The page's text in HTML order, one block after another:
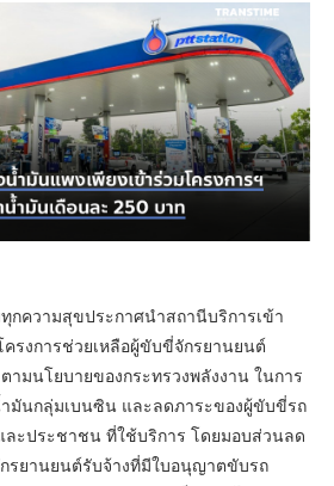
กความสุขประกาศนำสถานีบริการเข้า
ครงการช่วยเหลือผู้ขับขี่จักรยานยนต์
ามนโยบายของกระทรวงพลังงาน ในการ
มันกลุ่มเบนซิน และลดภาระของผู้ขับขี่รถ
ะประชาชน ที่ใช้บริการ โดยมอบส่วนลด
รยานยนต์รับจ้างที่มีใบอนุญาตขับรถ